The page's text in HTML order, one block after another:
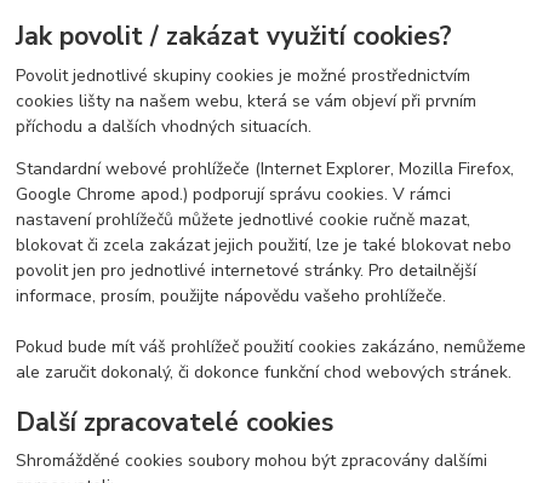
Jak povolit / zakázat využití cookies?
Povolit jednotlivé skupiny cookies je možné prostřednictvím
cookies lišty na našem webu, která se vám objeví při prvním
příchodu a dalších vhodných situacích.
Standardní webové prohlížeče (Internet Explorer, Mozilla Firefox,
Google Chrome apod.) podporují správu cookies. V rámci
nastavení prohlížečů můžete jednotlivé cookie ručně mazat,
blokovat či zcela zakázat jejich použití, lze je také blokovat nebo
povolit jen pro jednotlivé internetové stránky. Pro detailnější
informace, prosím, použijte nápovědu vašeho prohlížeče.
Pokud bude mít váš prohlížeč použití cookies zakázáno, nemůžeme
ale zaručit dokonalý, či dokonce funkční chod webových stránek.
Další zpracovatelé cookies
Shromážděné cookies soubory mohou být zpracovány dalšími